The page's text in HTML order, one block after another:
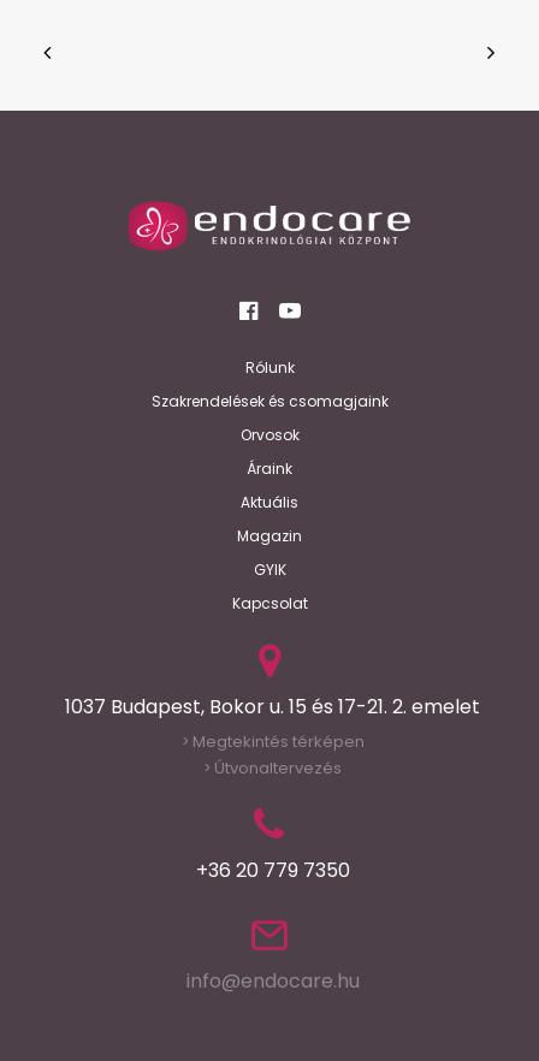
Rólunk
Szakrendelések és csomagjaink
Orvosok
Áraink
Aktuális
Magazin
GYIK
Kapcsolat
1037 Budapest, Bokor u. 15 és 17-21. 2. emelet
> Megtekintés térképen
> Útvonaltervezés
+36 20 779 7350
info@endocare.hu